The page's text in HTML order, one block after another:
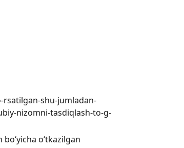
shu-jumladan-
nizomni-tasdiqlash-to-g-
oʻtkazilgan